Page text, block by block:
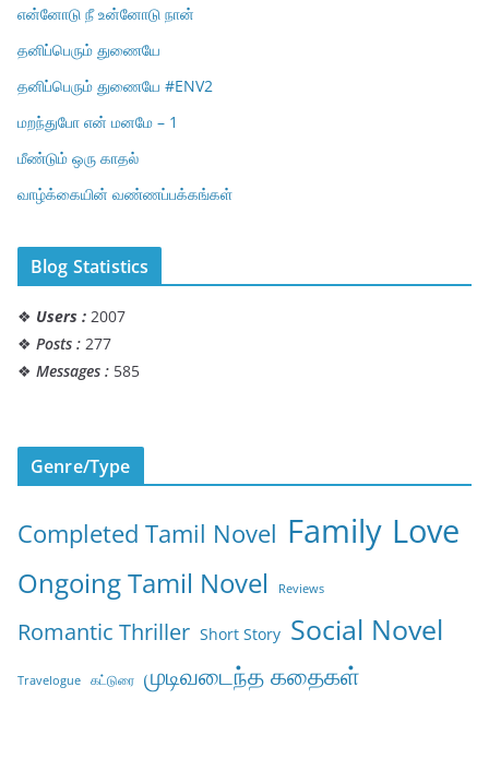
என்னோடு நீ உன்னோடு நான்
தனிப்பெரும் துணையே
தனிப்பெரும் துணையே #ENV2
மறந்துபோ என் மனமே – 1
மீண்டும் ஒரு காதல்
வாழ்க்கையின் வண்ணப்பக்கங்கள்
Blog Statistics
❖ Users : 2007
❖ Posts : 277
❖ Messages : 585
Genre/Type
Completed Tamil Novel Family Love
Ongoing Tamil Novel Reviews
Romantic Thriller Short Story Social Novel
Travelogue கட்டுரை முடிவடைந்த கதைகள்